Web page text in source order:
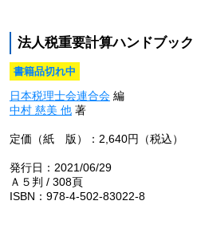
法人税重要計算ハンドブック
書籍品切れ中
日本税理士会連合会編
中村 慈美 他著
定価（紙 版）：2,640円（税込）
発行日：2021/06/29
Ａ５判 / 308頁
ISBN：978-4-502-83022-8